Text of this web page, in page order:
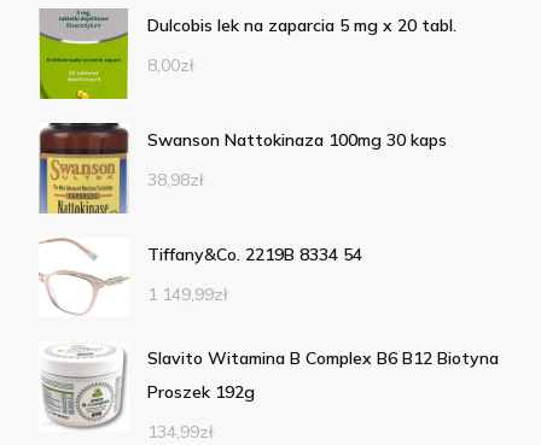
Dulcobis lek na zaparcia 5 mg x 20 tabl.
8,00zł
Swanson Nattokinaza 100mg 30 kaps
38,98zł
Tiffany&Co. 2219B 8334 54
1 149,99zł
Slavito Witamina B Complex B6 B12 Biotyna
Proszek 192g
134,99zł